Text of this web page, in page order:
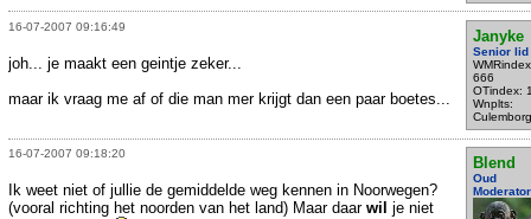
16-07-2007 09:16:49
Janyke
Senior lid
666
OTindex:
Wnplts:
Culemborg
joh... je maakt een geintje zeker...
maar ik vraag me af of die man mer krijgt dan een paar boetes...
16-07-2007 09:18:20
Blend
Oud
Moderator
Ik weet niet of jullie de gemiddelde weg kennen in Noorwegen?
(vooral richting het noorden van het land) Maar daar wil je niet